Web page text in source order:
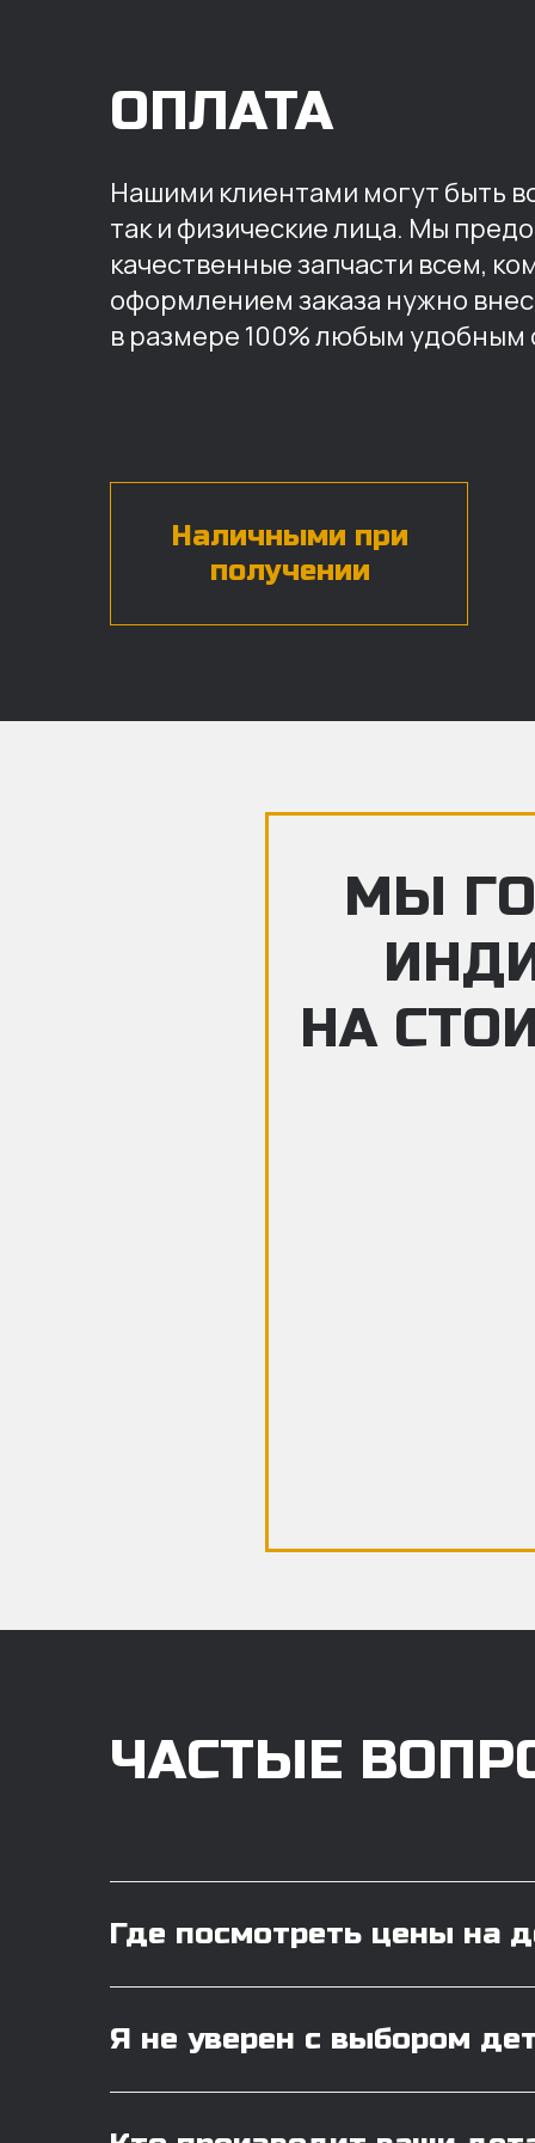
Наличными при
получении
ОПЛАТА
Нашими клиентами могут быть
так и физические лица. Мы
качественные запчасти всем,
оформлением заказа нужно
в размере 100% любым удобным
МЫ
НА
ЧАСТЫЕ
Где посмотреть цены на
Я не уверен с выбором